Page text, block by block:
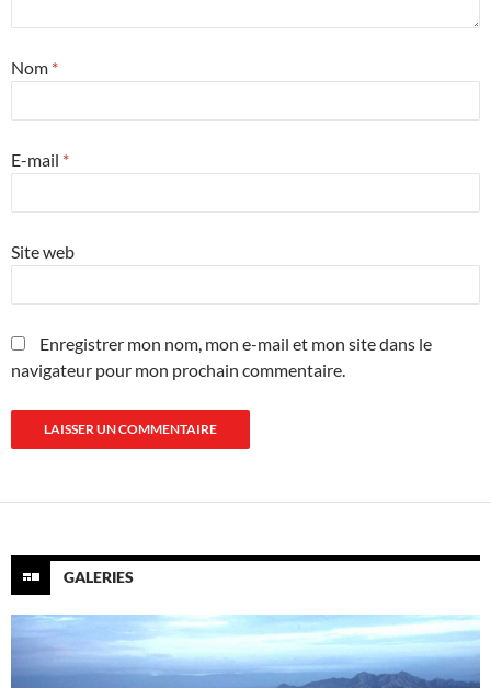
Nom *
E-mail *
Site web
Enregistrer mon nom, mon e-mail et mon site dans le
navigateur pour mon prochain commentaire.
GALERIES